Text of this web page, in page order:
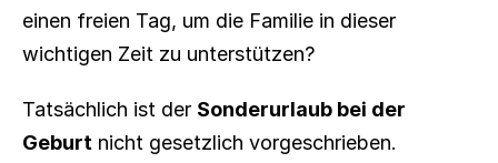
einen freien Tag, um die Familie in dieser
wichtigen Zeit zu unterstützen?
Tatsächlich ist der Sonderurlaub bei der
Geburt nicht gesetzlich vorgeschrieben.